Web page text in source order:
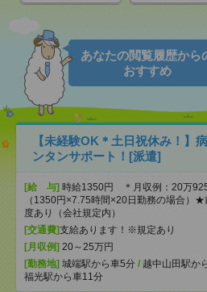
あなたの閲覧履歴から
おすすめ
【未経験OK＊土日祝休み！】
ンタンサポート！[派遣]
[給 与] 時給1350円 ＊月収例：20万
（1350円×7.75時間×20日勤務の場合）★
度あり（会社規定内）
[交通費]支給あります！※規定あり
[月収例] 20～25万円
[勤務地] 城端駅から車5分 / 越中山田駅か
福光駅から車11分